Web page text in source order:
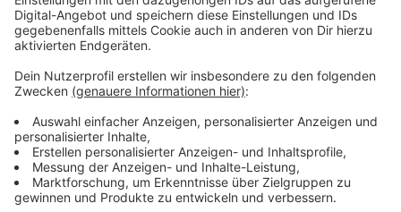
Anzeige
Dumme Fragen gibt es - wir liefern die
Anzeige
Es soll ja bekanntlich keine dummen Fragen geben.